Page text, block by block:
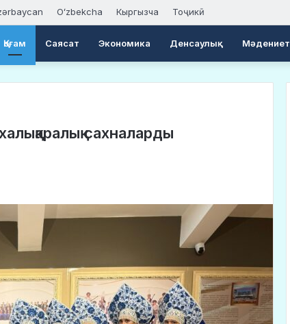
Oʻzbekcha Кыргызча Тоҷикӣ
Қоғам Саясат Экономика Денсаулық Мәдениет
сахналарды